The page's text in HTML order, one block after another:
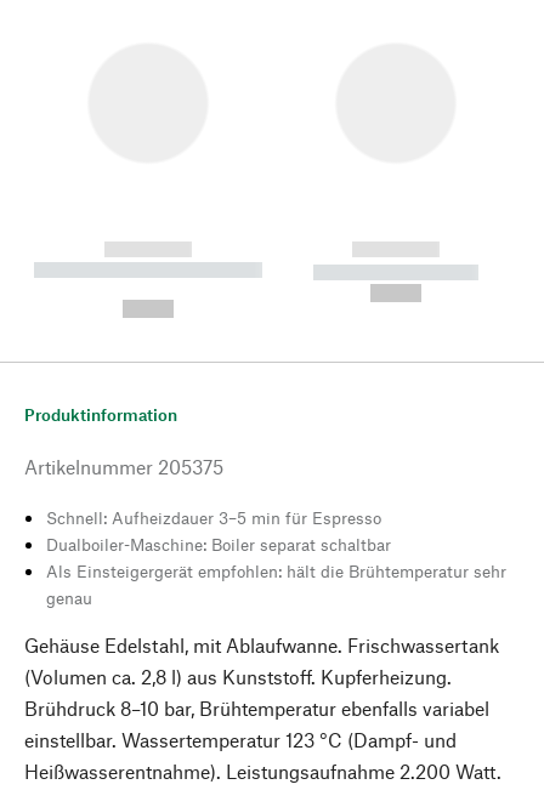
------------
----------- ----------- --------
------------
----------- -----------
Produktinformation
Artikelnummer 205375
Schnell: Aufheizdauer 3–5 min für Espresso
Dualboiler-Maschine: Boiler separat schaltbar
Als Einsteigergerät empfohlen: hält die Brühtemperatur sehr
genau
Gehäuse Edelstahl, mit Ablaufwanne. Frischwassertank
(Volumen ca. 2,8 l) aus Kunststoff. Kupferheizung.
Brühdruck 8–10 bar, Brühtemperatur ebenfalls variabel
einstellbar. Wassertemperatur 123 °C (Dampf- und
Heißwasserentnahme). Leistungsaufnahme 2.200 Watt.